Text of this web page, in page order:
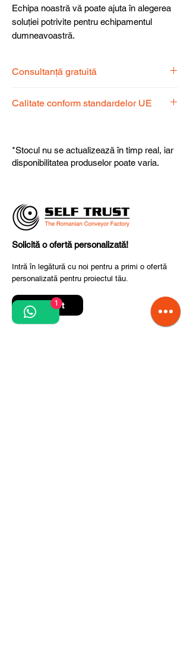
Echipa noastră vă poate ajuta în alegerea
soluției potrivite pentru echipamentul
dumneavoastră.
Consultanță gratuită
dispoziție pentru a alege produsul
Calitate conform standardelor UE
fiabilitate și performanță superioară.
*Stocul nu se actualizează în timp real, iar
disponibilitatea produselor poate varia.
Solicită o ofertă personalizată!
Intră în legătură cu noi pentru a primi o ofertă
personalizată pentru proiectul tău.
Contact
1